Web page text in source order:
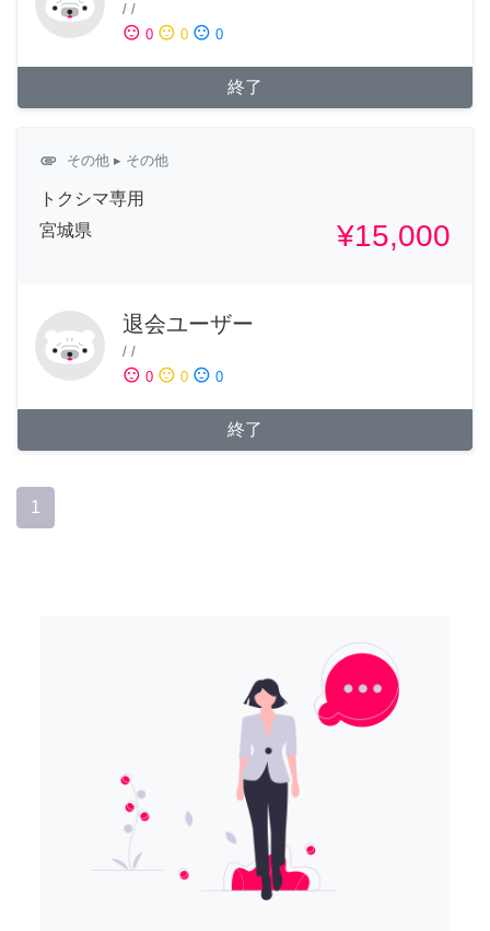
/ /
sentiment_satisfied 0 sentiment_neutral 0 sentiment_dissatisfied 0
終了
attachment その他 ▸ その他
トクシマ専用
宮城県
¥15,000
退会ユーザー
/ /
sentiment_satisfied 0 sentiment_neutral 0 sentiment_dissatisfied 0
終了
1